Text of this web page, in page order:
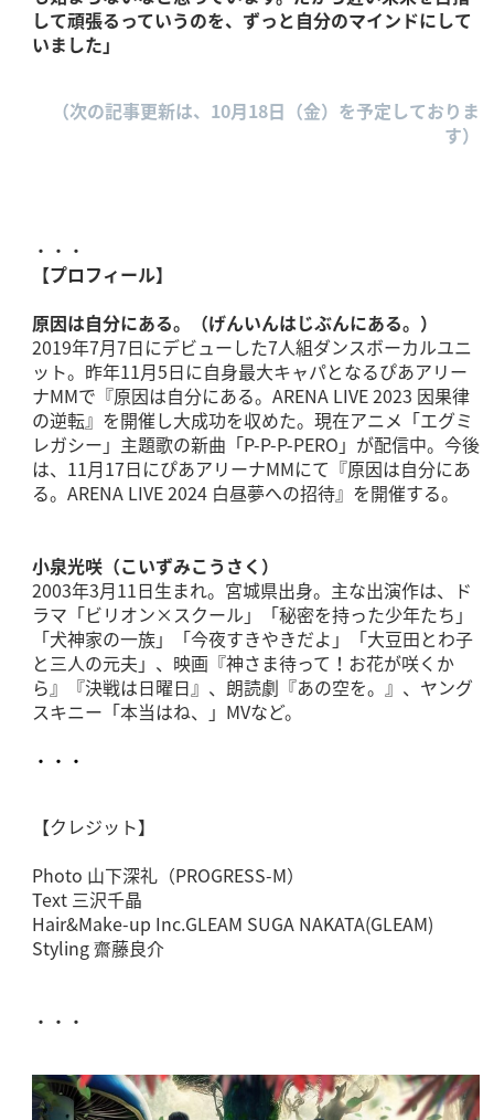
して頑張るっていうのを、ずっと自分のマインドにして
いました」
（次の記事更新は、10月18日（金）を予定しておりま
す）
・・・
【プロフィール】
原因は自分にある。（げんいんはじぶんにある。）
2019年7月7日にデビューした7人組ダンスボーカルユニ
ット。昨年11月5日に自身最大キャパとなるぴあアリー
ナMMで『原因は自分にある。ARENA LIVE 2023 因果律
の逆転』を開催し大成功を収めた。現在アニメ「エグミ
レガシー」主題歌の新曲「P-P-P-PERO」が配信中。今後
は、11月17日にぴあアリーナMMにて『原因は自分にあ
る。ARENA LIVE 2024 白昼夢への招待』を開催する。
小泉光咲（こいずみこうさく）
2003年3月11日生まれ。宮城県出身。主な出演作は、ド
ラマ「ビリオン×スクール」「秘密を持った少年たち」
「犬神家の一族」「今夜すきやきだよ」「大豆田とわ子
と三人の元夫」、映画『神さま待って！お花が咲くか
ら』『決戦は日曜日』、朗読劇『あの空を。』、ヤング
スキニー「本当はね、」MVなど。
・・・
【クレジット】
Photo 山下深礼（PROGRESS-M）
Text 三沢千晶
Hair&Make-up Inc.GLEAM SUGA NAKATA(GLEAM)
Styling 齋藤良介
・・・